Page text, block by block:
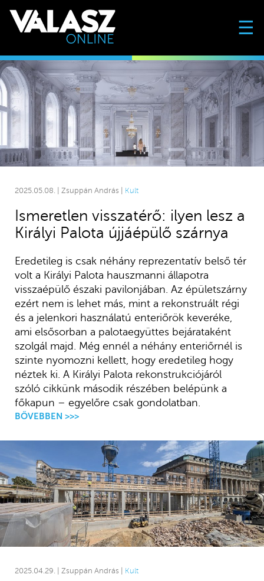
☰
2025.05.08. | Zsuppán András | Kult
Ismeretlen visszatérő: ilyen lesz a
Királyi Palota újjáépülő szárnya
Eredetileg is csak néhány reprezentatív belső tér
volt a Királyi Palota hauszmanni állapotra
visszaépülő északi pavilonjában. Az épületszárny
ezért nem is lehet más, mint a rekonstruált régi
és a jelenkori használatú enteriőrök keveréke,
ami elsősorban a palotaegyüttes bejárataként
szolgál majd. Még ennél a néhány enteriőrnél is
szinte nyomozni kellett, hogy eredetileg hogy
néztek ki. A Királyi Palota rekonstrukciójáról
szóló cikkünk második részében belépünk a
főkapun – egyelőre csak gondolatban.
BŐVEBBEN >>>
2025.04.29. | Zsuppán András | Kult